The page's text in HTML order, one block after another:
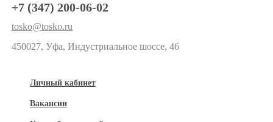
+7 (347) 200-06-02
tosko@tosko.ru
450027, Уфа, Индустриальное шоссе, 46
Личный кабинет
Вакансии